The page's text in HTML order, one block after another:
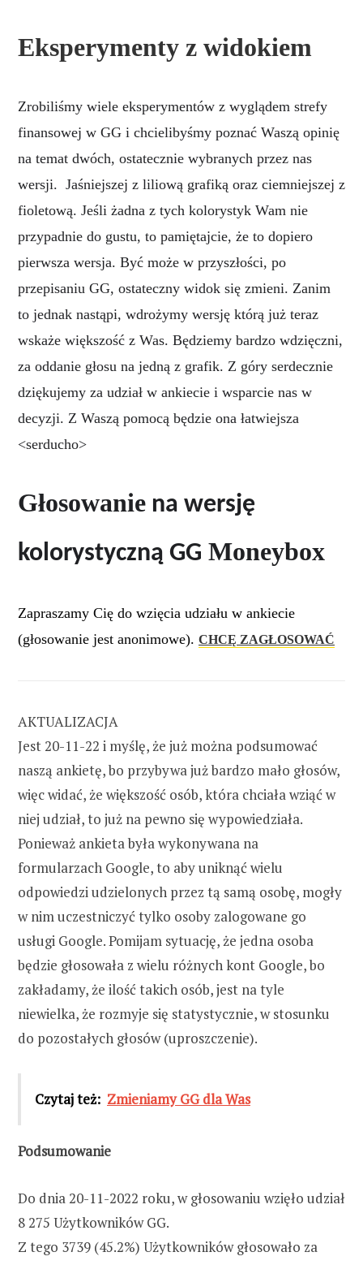
Eksperymenty z widokiem
Zrobiliśmy wiele eksperymentów z wyglądem strefy
finansowej w GG i chcielibyśmy poznać Waszą opinię
na temat dwóch, ostatecznie wybranych przez nas
wersji. Jaśniejszej z liliową grafiką oraz ciemniejszej z
fioletową. Jeśli żadna z tych kolorystyk Wam nie
przypadnie do gustu, to pamiętajcie, że to dopiero
pierwsza wersja. Być może w przyszłości, po
przepisaniu GG, ostateczny widok się zmieni. Zanim
to jednak nastąpi, wdrożymy wersję którą już teraz
wskaże większość z Was. Będziemy bardzo wdzięczni,
za oddanie głosu na jedną z grafik. Z góry serdecznie
dziękujemy za udział w ankiecie i wsparcie nas w
decyzji. Z Waszą pomocą będzie ona łatwiejsza
<serducho>
Głosowanie na wersję
kolorystyczną GG Moneybox
Zapraszamy Cię do wzięcia udziału w ankiecie
(głosowanie jest anonimowe). CHCĘ ZAGŁOSOWAĆ
AKTUALIZACJA
Jest 20-11-22 i myślę, że już można podsumować
naszą ankietę, bo przybywa już bardzo mało głosów,
więc widać, że większość osób, która chciała wziąć w
niej udział, to już na pewno się wypowiedziała.
Ponieważ ankieta była wykonywana na
formularzach Google, to aby uniknąć wielu
odpowiedzi udzielonych przez tą samą osobę, mogły
w nim uczestniczyć tylko osoby zalogowane go
usługi Google. Pomijam sytuację, że jedna osoba
będzie głosowała z wielu różnych kont Google, bo
zakładamy, że ilość takich osób, jest na tyle
niewielka, że rozmyje się statystycznie, w stosunku
do pozostałych głosów (uproszczenie).
Czytaj też: Zmieniamy GG dla Was
Podsumowanie
Do dnia 20-11-2022 roku, w głosowaniu wzięło udział
8 275 Użytkowników GG.
Z tego 3739 (45.2%) Użytkowników głosowało za